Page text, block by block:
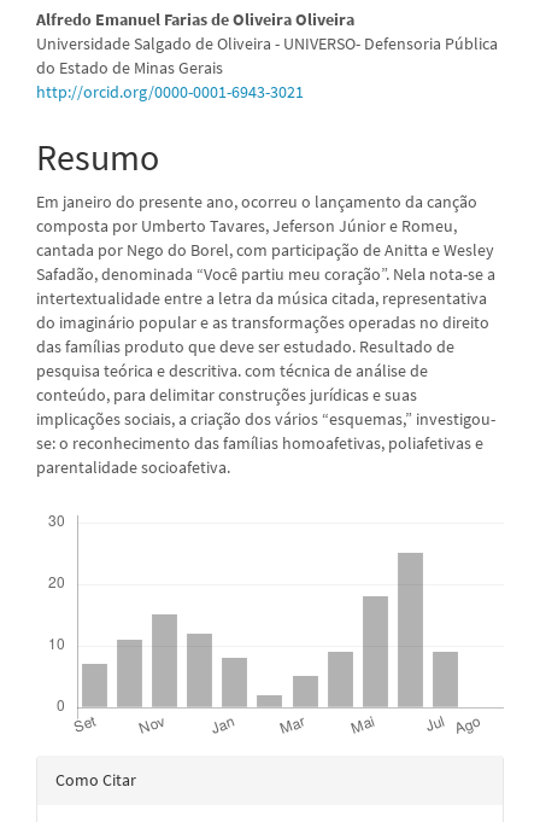
Conteúdo
do
artigo
principal
Alfredo Emanuel Farias de Oliveira Oliveira
Universidade Salgado de Oliveira - UNIVERSO- Defensoria Pública
do Estado de Minas Gerais
http://orcid.org/0000-0001-6943-3021
Resumo
Em janeiro do presente ano, ocorreu o lançamento da canção
composta por Umberto Tavares, Jeferson Júnior e Romeu,
cantada por Nego do Borel, com participação de Anitta e Wesley
Safadão, denominada “Você partiu meu coração”. Nela nota-se a
intertextualidade entre a letra da música citada, representativa
do imaginário popular e as transformações operadas no direito
das famílias produto que deve ser estudado. Resultado de
pesquisa teórica e descritiva. com técnica de análise de
conteúdo, para delimitar construções jurídicas e suas
implicações sociais, a criação dos vários “esquemas,” investigou-
se: o reconhecimento das famílias homoafetivas, poliafetivas e
parentalidade socioafetiva.
Detalhes
Como Citar